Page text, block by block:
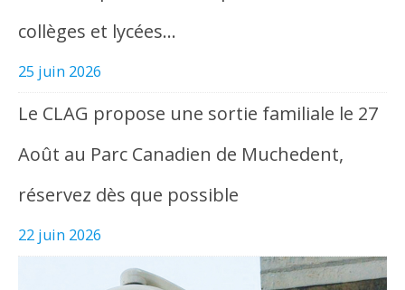
collèges et lycées…
25 juin 2026
Le CLAG propose une sortie familiale le 27
Août au Parc Canadien de Muchedent,
réservez dès que possible
22 juin 2026